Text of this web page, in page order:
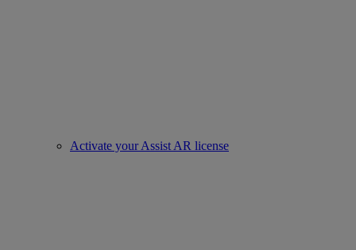
Activate your Assist AR license